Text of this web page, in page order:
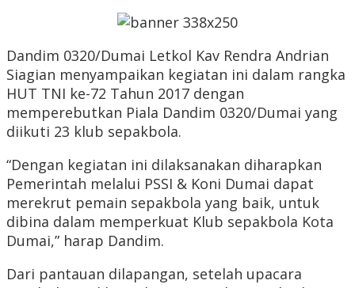
Dandim 0320/Dumai Letkol Kav Rendra Andrian
Siagian menyampaikan kegiatan ini dalam rangka
HUT TNI ke-72 Tahun 2017 dengan
memperebutkan Piala Dandim 0320/Dumai yang
diikuti 23 klub sepakbola.
“Dengan kegiatan ini dilaksanakan diharapkan
Pemerintah melalui PSSI & Koni Dumai dapat
merekrut pemain sepakbola yang baik, untuk
dibina dalam memperkuat Klub sepakbola Kota
Dumai,” harap Dandim.
Dari pantauan dilapangan, setelah upacara